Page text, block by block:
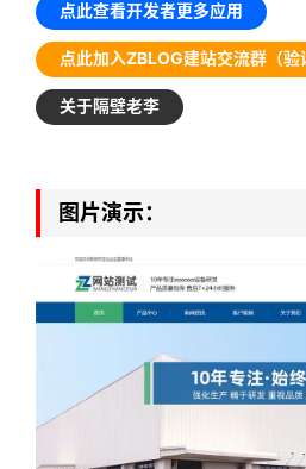
点此查看开发者更多应用
点此加入ZBLOG建站交流群（验
关于隔壁老李
图片演示：